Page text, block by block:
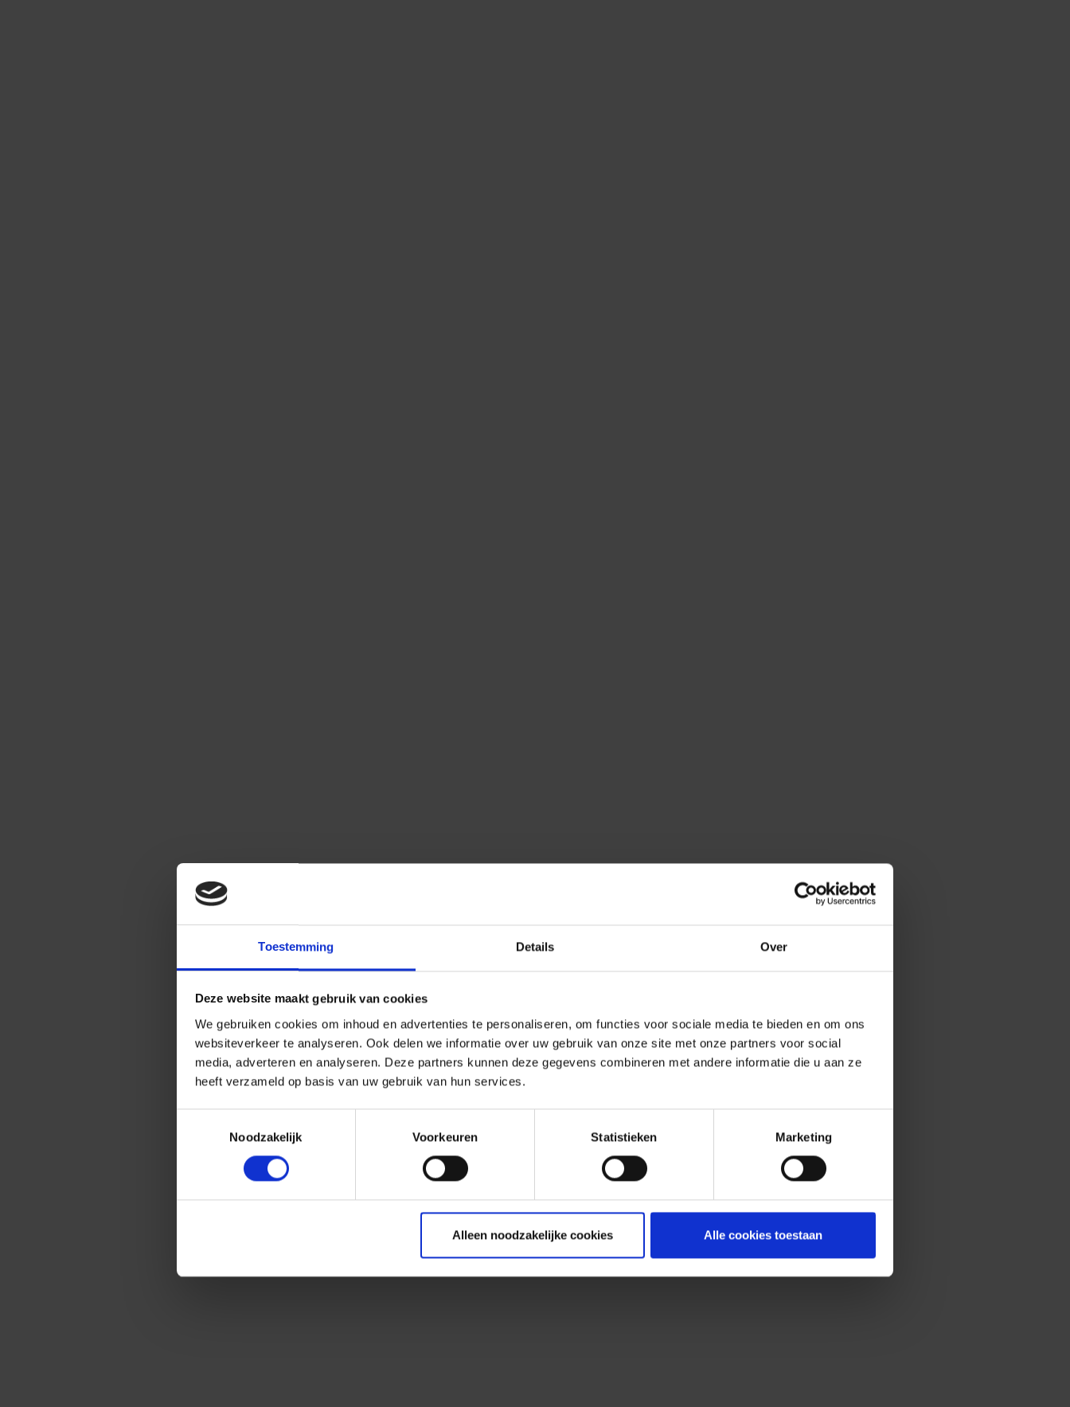
Toestemming Details Over
Deze website maakt gebruik van cookies
We gebruiken cookies om inhoud en advertenties te personaliseren, om functies voor sociale media te bieden en om ons
websiteverkeer te analyseren. Ook delen we informatie over uw gebruik van onze site met onze partners voor social
media, adverteren en analyseren. Deze partners kunnen deze gegevens combineren met andere informatie die u aan ze
heeft verzameld op basis van uw gebruik van hun services.
Noodzakelijk
Voorkeuren Statistieken Marketing
Alleen noodzakelijke cookies Alle cookies toestaan